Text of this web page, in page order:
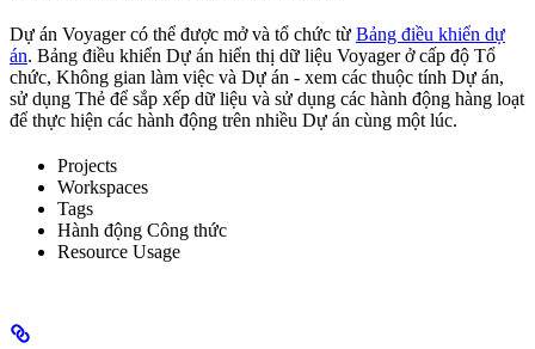
Dự án Voyager có thể được mở và tổ chức từ Bảng điều khiển dự
án. Bảng điều khiển Dự án hiển thị dữ liệu Voyager ở cấp độ Tổ
chức, Không gian làm việc và Dự án - xem các thuộc tính Dự án,
sử dụng Thẻ để sắp xếp dữ liệu và sử dụng các hành động hàng loạt
để thực hiện các hành động trên nhiều Dự án cùng một lúc.
Projects
Workspaces
Tags
Hành động Công thức
Resource Usage